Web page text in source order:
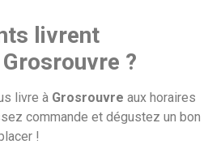
livrent
?
livre à Grosrouvre aux horaires
commande et dégustez un bon
!